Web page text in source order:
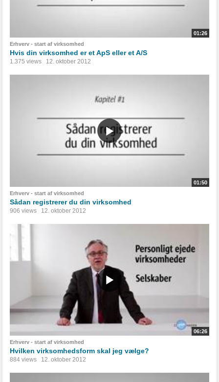
01:26
Erhverv - start af virksomhed
Hvis din virksomhed er et ApS eller et A/S
1.375 views 12. oktober 2012
01:50
Erhverv - start af virksomhed
Sådan registrerer du din virksomhed
906 views 12. oktober 2012
06:26
Erhverv - start af virksomhed
Hvilken virksomhedsform skal jeg vælge?
884 views 12. oktober 2012